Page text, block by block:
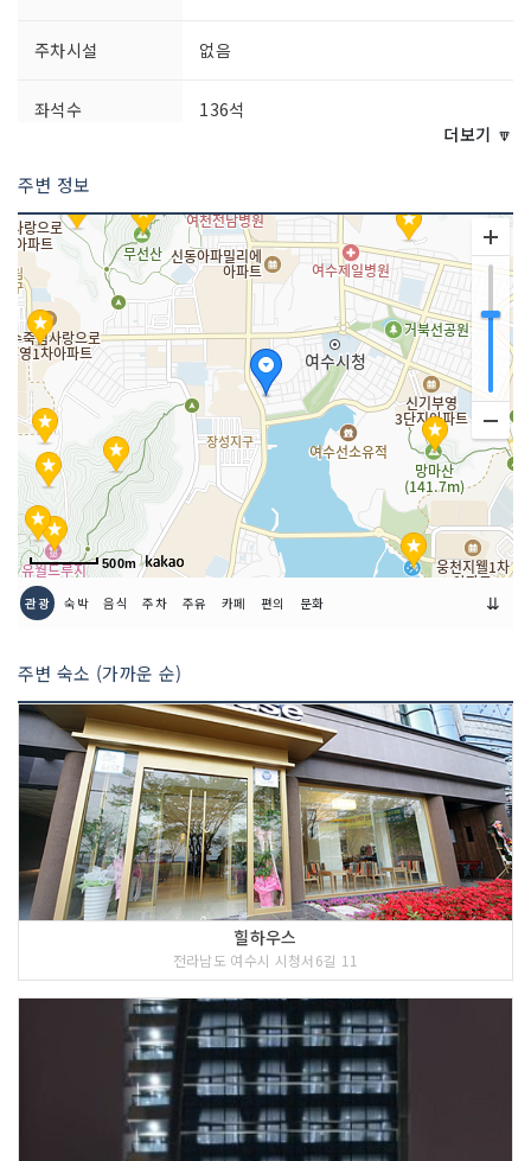
주차시설 없음
좌석수 136석
더보기 🔽
주변 정보
500m
관광 숙박 음식 주차 주유 카페 편의 문화 ⇊
주변 숙소 (가까운 순)
힐하우스
전라남도 여수시 시청서6길 11